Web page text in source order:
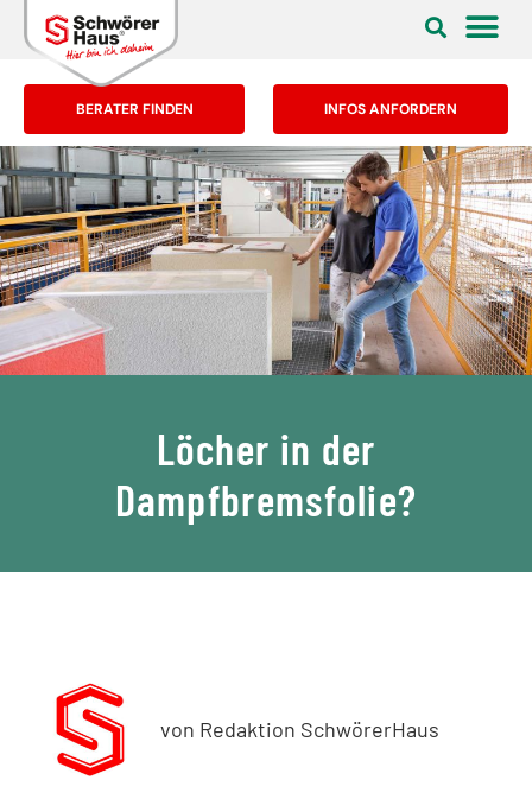
BERATER FINDEN INFOS ANFORDERN
Löcher in der
Dampfbremsfolie?
von Redaktion SchwörerHaus